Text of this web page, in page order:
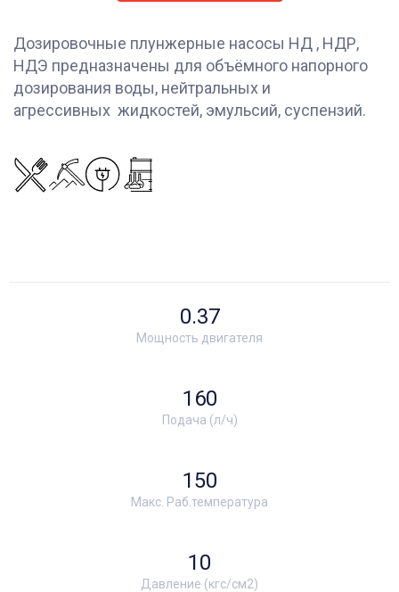
Дозировочные плунжерные насосы НД , НДР,
НДЭ предназначены для объёмного напорного
дозирования воды, нейтральных и
агрессивных жидкостей, эмульсий, суспензий.
Мощность двигателя
0.37
Подача (л/ч)
160
Макс. Раб.температура
150
Давление (кгс/см2)
10